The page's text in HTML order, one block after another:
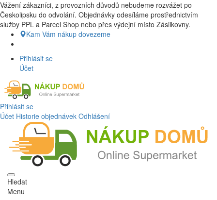
Nákup Potraviny domů, Nákup potraviny online, Čerstvé potraviny
dovezeme až k vašim dveřím. Česká lípa a okolí doprava zdarma.
Nakupdomu.cz
Vážení zákazníci, z provozních důvodů nebudeme rozvážet po
Českolipsku do odvolání. Objednávky odesíláme prostřednictvím
služby PPL a Parcel Shop nebo přes výdejní místo Zásilkovny.
Kam Vám nákup dovezeme
Přihlásit se
Účet
Přihlásit se
Účet Historie objednávek Odhlášení
Hledat
Menu